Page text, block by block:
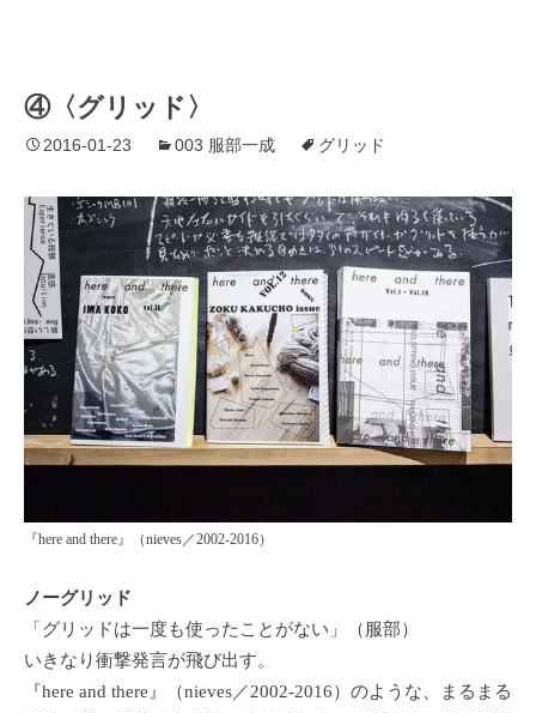
④〈グリッド〉
2016-01-23 003 服部一成 グリッド
『here and there』（nieves／2002-2016）
ノーグリッド
「グリッドは一度も使ったことがない」（服部）
いきなり衝撃発言が飛び出す。
『here and there』（nieves／2002-2016）のような、まるまる